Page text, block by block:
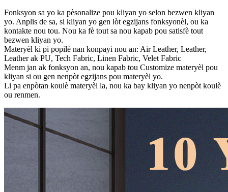
Fonksyon sa yo ka pèsonalize pou kliyan yo selon bezwen kliyan
yo. Anplis de sa, si kliyan yo gen lòt egzijans fonksyonèl, ou ka
kontakte nou tou. Nou ka fè tout sa nou kapab pou satisfè tout
bezwen kliyan yo.
Materyèl ki pi popilè nan konpayi nou an: Air Leather, Leather,
Leather ak PU, Tech Fabric, Linen Fabric, Velet Fabric
Menm jan ak fonksyon an, nou kapab tou Customize materyèl pou
kliyan si ou gen nenpòt egzijans pou materyèl yo.
Li pa enpòtan koulè materyèl la, nou ka bay kliyan yo nenpòt koulè
ou renmen.